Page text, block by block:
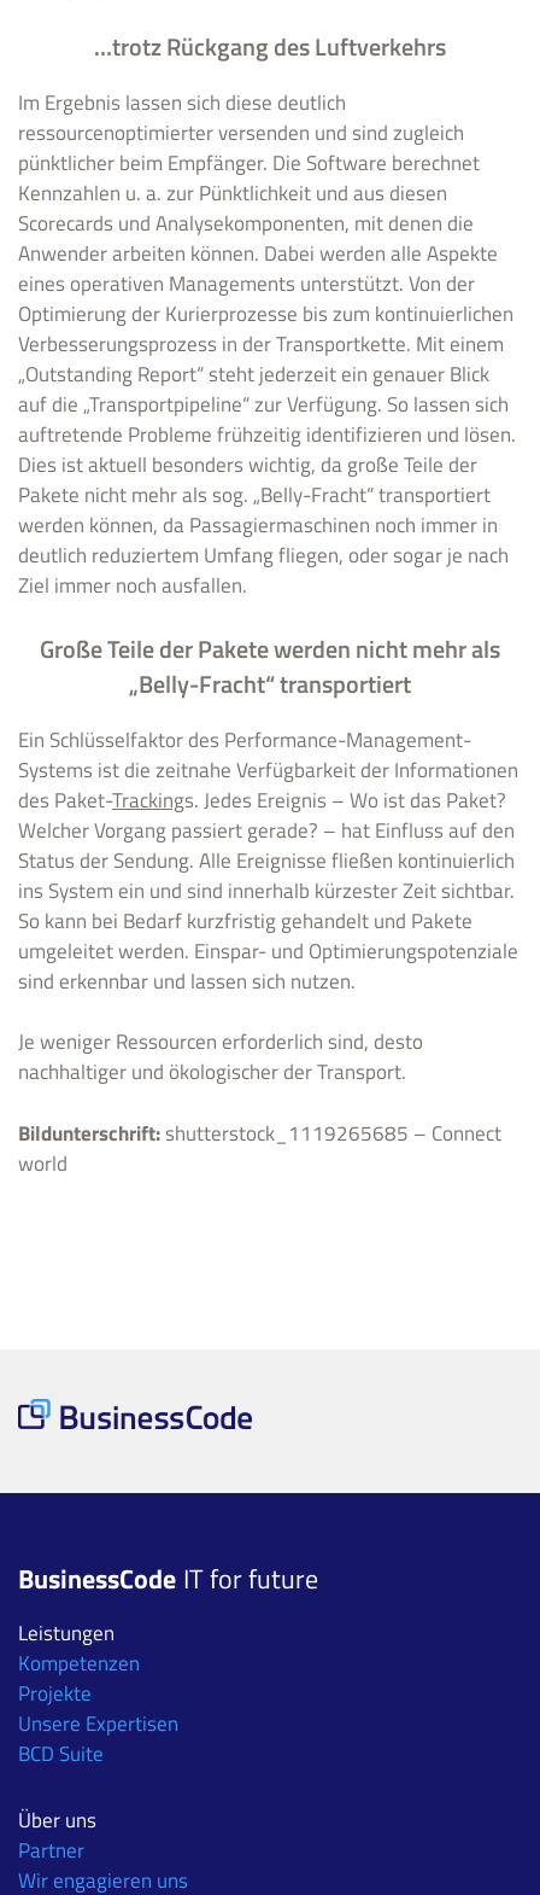
…trotz Rückgang des Luftverkehrs
Im Ergebnis lassen sich diese deutlich
ressourcenoptimierter versenden und sind zugleich
pünktlicher beim Empfänger. Die Software berechnet
Kennzahlen u. a. zur Pünktlichkeit und aus diesen
Scorecards und Analysekomponenten, mit denen die
Anwender arbeiten können. Dabei werden alle Aspekte
eines operativen Managements unterstützt. Von der
Optimierung der Kurierprozesse bis zum kontinuierlichen
Verbesserungsprozess in der Transportkette. Mit einem
„Outstanding Report“ steht jederzeit ein genauer Blick
auf die „Transportpipeline“ zur Verfügung. So lassen sich
auftretende Probleme frühzeitig identifizieren und lösen.
Dies ist aktuell besonders wichtig, da große Teile der
Pakete nicht mehr als sog. „Belly-Fracht“ transportiert
werden können, da Passagiermaschinen noch immer in
deutlich reduziertem Umfang fliegen, oder sogar je nach
Ziel immer noch ausfallen.
Große Teile der Pakete werden nicht mehr als
„Belly-Fracht“ transportiert
Ein Schlüsselfaktor des Performance-Management-
Systems ist die zeitnahe Verfügbarkeit der Informationen
des Paket-Trackings. Jedes Ereignis – Wo ist das Paket?
Welcher Vorgang passiert gerade? – hat Einfluss auf den
Status der Sendung. Alle Ereignisse fließen kontinuierlich
ins System ein und sind innerhalb kürzester Zeit sichtbar.
So kann bei Bedarf kurzfristig gehandelt und Pakete
umgeleitet werden. Einspar- und Optimierungspotenziale
sind erkennbar und lassen sich nutzen.
Je weniger Ressourcen erforderlich sind, desto
nachhaltiger und ökologischer der Transport.
Bildunterschrift:shutterstock_1119265685 – Connect
world
BusinessCode IT for future
Leistungen
Kompetenzen
Projekte
Unsere Expertisen
BCD Suite
Über uns
Partner
Wir engagieren uns